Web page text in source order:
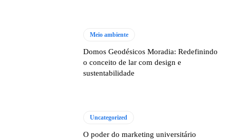
Meio ambiente
Domos Geodésicos Moradia: Redefinindo
o conceito de lar com design e
sustentabilidade
Uncategorized
O poder do marketing universitário